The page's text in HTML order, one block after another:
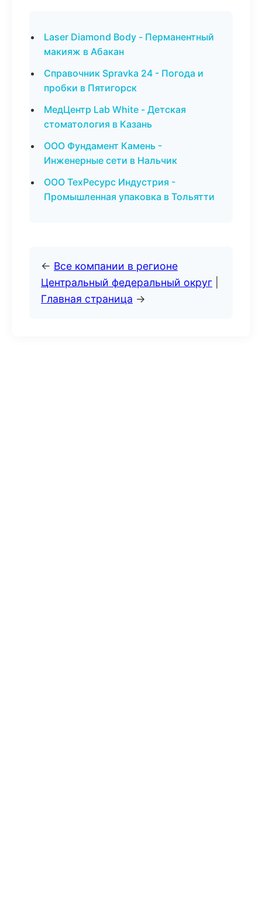
Laser Diamond Body - Перманентный
макияж в Абакан
Справочник Spravka 24 - Погода и
пробки в Пятигорск
МедЦентр Lab White - Детская
стоматология в Казань
ООО Фундамент Камень -
Инженерные сети в Нальчик
ООО ТехРесурс Индустрия -
Промышленная упаковка в Тольятти
← Все компании в регионе
Центральный федеральный округ
Главная страница →